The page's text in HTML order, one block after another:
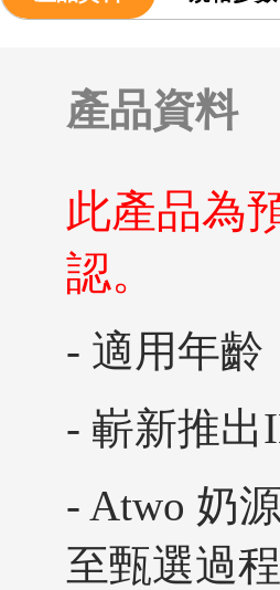
產品資料
此產品為
認。
- 適用年齡
- 嶄新推出
- Atwo 奶
至甄選過